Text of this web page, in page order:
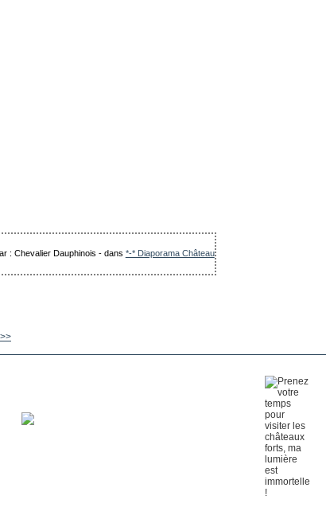
: Chevalier Dauphinois -dans *-* Diaporama Château